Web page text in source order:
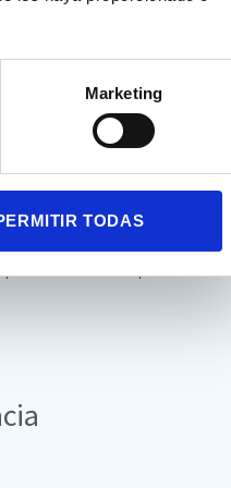
Marketing
TODAS
Los síntomas de
la persona no está concentrada
su mente está tranquila.